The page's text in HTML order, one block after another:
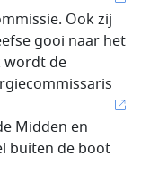
Ook zij
gooi naar het
wordt de
Midden en
buiten de boot